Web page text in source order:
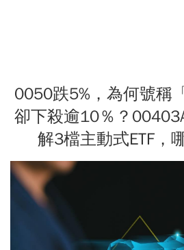
0050跌5%，為何號稱
卻下殺逾10％？
解3檔主動式ETF，